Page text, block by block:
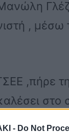
- Do Not
, μέσω
,πήρε
στο